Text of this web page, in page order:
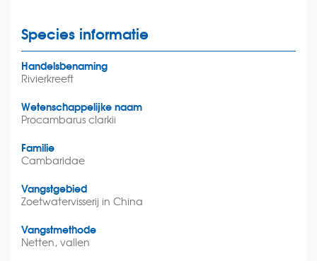
Species informatie
Handelsbenaming
Rivierkreeft
Wetenschappelijke naam
Procambarus clarkii
Familie
Cambaridae
Vangstgebied
Zoetwatervisserij in China
Vangstmethode
Netten, vallen